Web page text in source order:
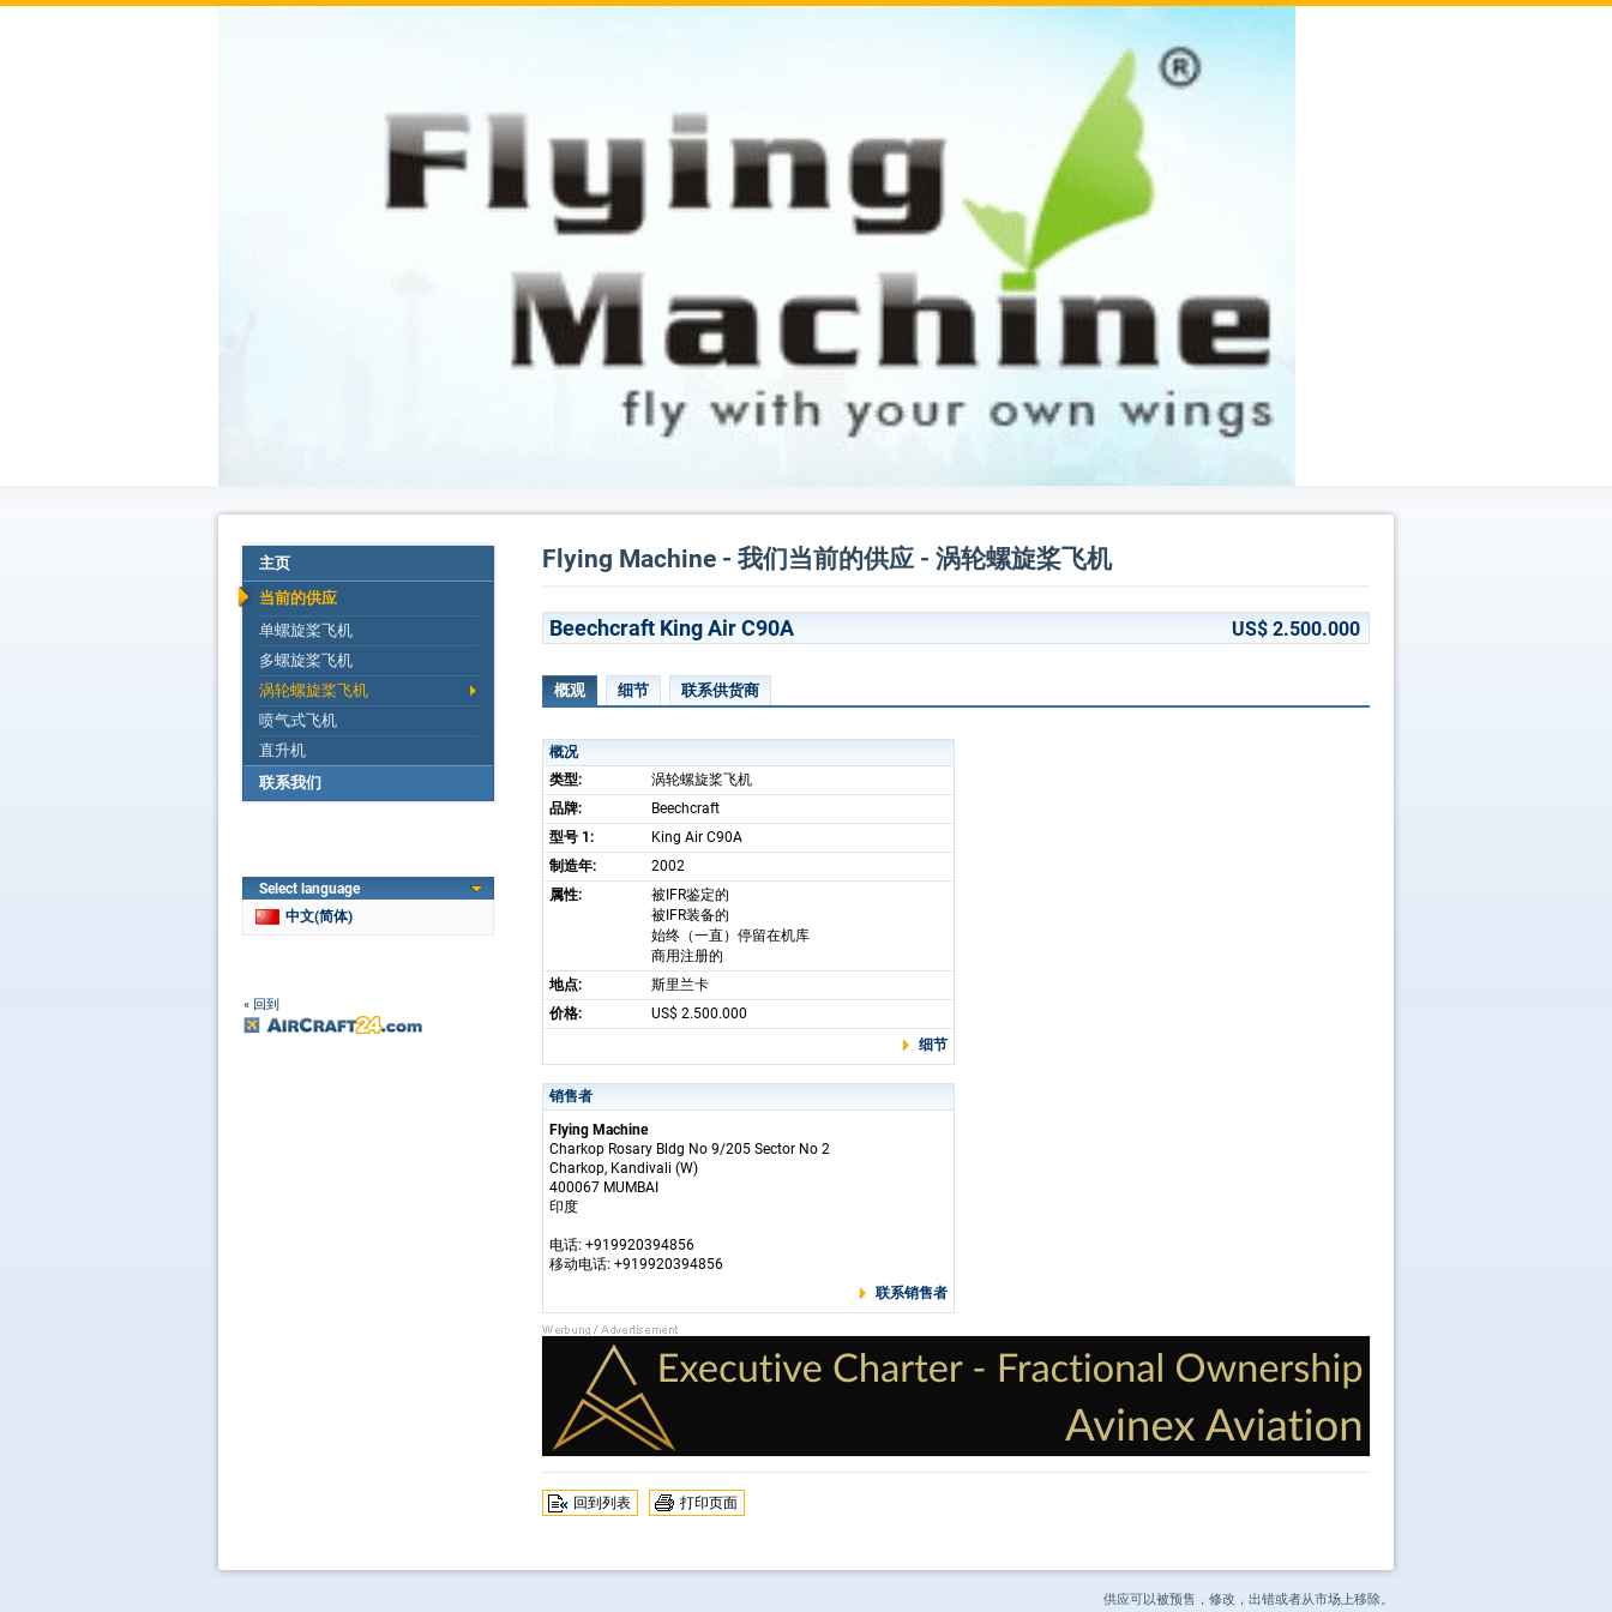
主页
当前的供应
单螺旋桨飞机
多螺旋桨飞机
涡轮螺旋桨飞机
喷气式飞机
直升机
联系我们
Select language
中文(简体)
« 回到
Flying Machine - 我们当前的供应 - 涡轮螺旋桨飞机
Beechcraft King Air C90A US$ 2.500.000
概观 细节 联系供货商
概况
类型:
涡轮螺旋桨飞机
品牌:
Beechcraft
型号 1:
King Air C90A
制造年:
2002
属性:
被IFR鉴定的
被IFR装备的
始终（一直）停留在机库
商用注册的
地点:
斯里兰卡
价格:
US$ 2.500.000
细节
销售者
Flying Machine
Charkop Rosary Bldg No 9/205 Sector No 2
Charkop, Kandivali (W)
400067 MUMBAI
印度
电话: +919920394856
移动电话: +919920394856
联系销售者
回到列表 打印页面
供应可以被预售，修改，出错或者从市场上移除。